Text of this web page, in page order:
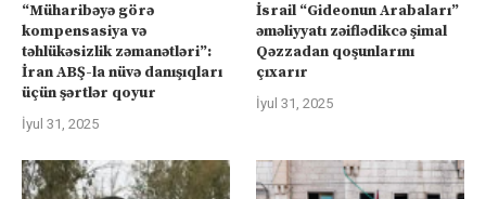
“Müharibəyə görə
kompensasiya və
təhlükəsizlik zəmanətləri”:
İran ABŞ-la nüvə danışıqları
üçün şərtlər qoyur
İyul 31, 2025
İsrail “Gideonun Arabaları”
əməliyyatı zəiflədikcə şimal
Qəzzadan qoşunlarını
çıxarır
İyul 31, 2025